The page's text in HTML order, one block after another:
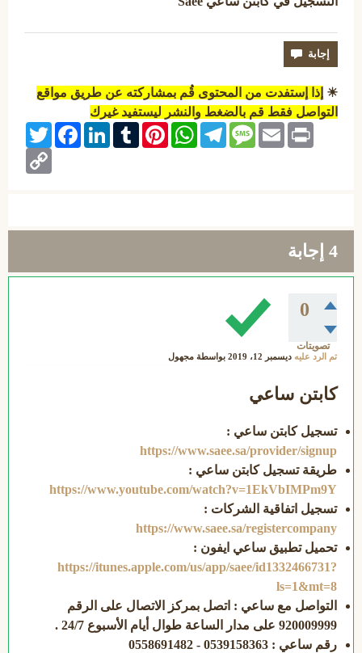
☀ إذا إستفدت من المحتوى قُم بمشاركته عن طريق مواقع
التواصل فقط قم بالضغط والنشر ليستفيد غيرك
Twitter
FacebookLinkedInTumblrPinterest
WhatsAppTelegramMessageEmail Print
Copy
Link
4 إجابة
0
تصويتات
تم الرد عليه ديسمبر 12، 2019 بواسطة مجهول
كابتن ساعي
تسجيل كابتن ساعي :
https://www.saee.sa/provider/signup
طريقة تسجيل كابتن ساعي :
https://www.youtube.com/watch?v=1EkVbIMPm9Y
تسجيل اتفاقية الشركات :
https://www.saee.sa/registercompany
تحميل تطبيق ساعي ايفون :
https://itunes.apple.com/us/app/saee/id1332466731?
ls=1&mt=8
التواصل مع ساعي : اتصل بمركز الاتصال على الرقم
920009999 على مدار الساعة طوال أيام الأسبوع 24/7 .
رقم ساعي : 0539158363 - 0558691482